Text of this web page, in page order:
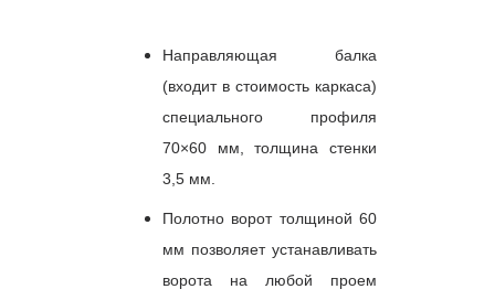
Направляющая балка
(входит в стоимость каркаса)
специального профиля
70×60 мм, толщина стенки
3,5 мм.
Полотно ворот толщиной 60
мм позволяет устанавливать
ворота на любой проем